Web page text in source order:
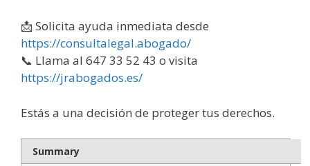
📩 Solicita ayuda inmediata desde
https://consultalegal.abogado/
📞 Llama al 647 33 52 43 o visita
https://jrabogados.es/
Estás a una decisión de proteger tus derechos.
Summary